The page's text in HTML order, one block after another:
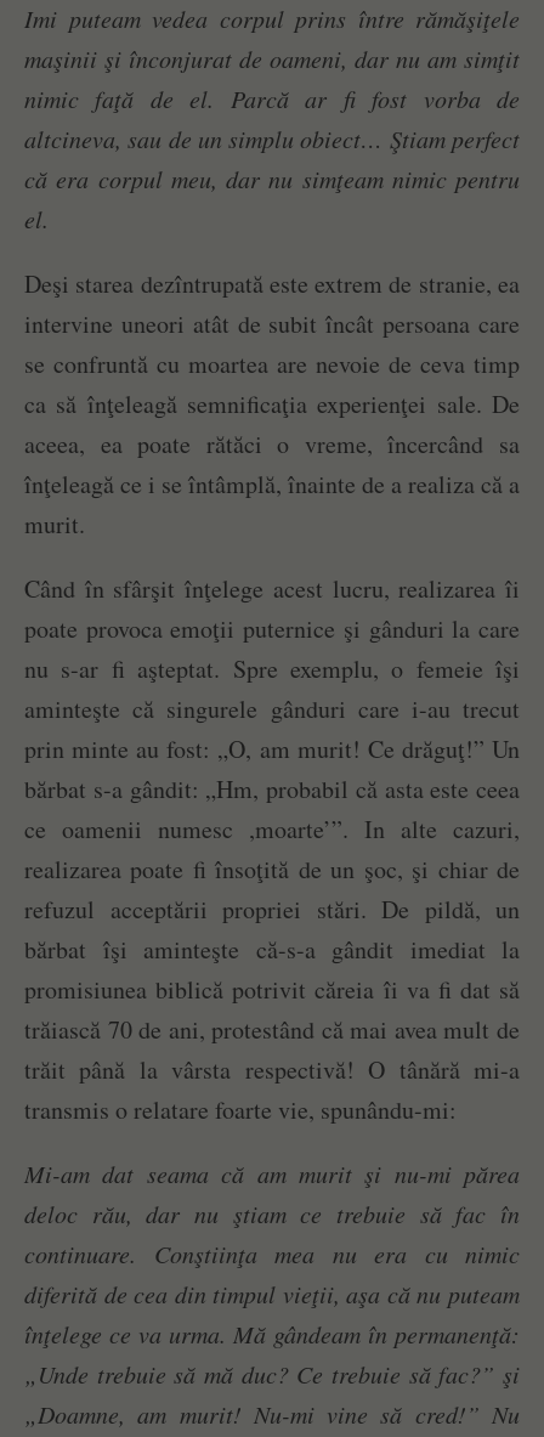
Imi puteam vedea corpul prins între rămăşiţele
maşinii şi înconjurat de oameni, dar nu am simţit
nimic faţă de el. Parcă ar fi fost vorba de
altcineva, sau de un simplu obiect… Ştiam perfect
că era corpul meu, dar nu simţeam nimic pentru
el.
Deşi starea dezîntrupată este extrem de stranie, ea
intervine uneori atât de subit încât persoana care
se confruntă cu moartea are nevoie de ceva timp
ca să înţeleagă semnificaţia experienţei sale. De
aceea, ea poate rătăci o vreme, încercând sa
înţeleagă ce i se întâmplă, înainte de a realiza că a
murit.
Când în sfârşit înţelege acest lucru, realizarea îi
poate provoca emoţii puternice şi gânduri la care
nu s-ar fi aşteptat. Spre exemplu, o femeie îşi
aminteşte că singurele gânduri care i-au trecut
prin minte au fost: „O, am murit! Ce drăguţ!” Un
bărbat s-a gândit: „Hm, probabil că asta este ceea
ce oamenii numesc ,moarte’”. In alte cazuri,
realizarea poate fi însoţită de un şoc, şi chiar de
refuzul acceptării propriei stări. De pildă, un
bărbat îşi aminteşte că-s-a gândit imediat la
promisiunea biblică potrivit căreia îi va fi dat să
trăiască 70 de ani, protestând că mai avea mult de
trăit până la vârsta respectivă! O tânără mi-a
transmis o relatare foarte vie, spunându-mi:
Mi-am dat seama că am murit şi nu-mi părea
deloc rău, dar nu ştiam ce trebuie să fac în
continuare. Conştiinţa mea nu era cu nimic
diferită de cea din timpul vieţii, aşa că nu puteam
înţelege ce va urma. Mă gândeam în permanenţă:
„Unde trebuie să mă duc? Ce trebuie să fac?” şi
„Doamne, am murit! Nu-mi vine să cred!” Nu